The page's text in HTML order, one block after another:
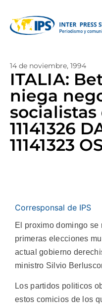
14 de noviembre, 1994
ITALIA:
niega
socialistas
11141326
11141323
Corresponsal de IPS
El proximo domingo
primeras elecciones
actual gobierno
ministro Silvio
Los partidos politicos
estos comicios de los